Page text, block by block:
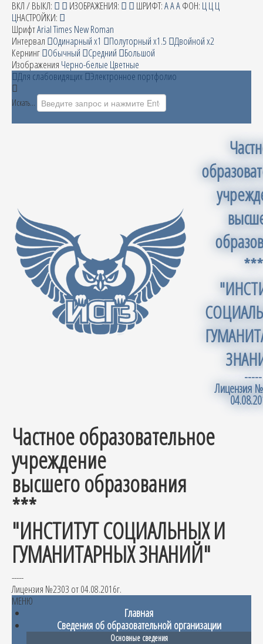
ВКЛ / ВЫКЛ: ИЗОБРАЖЕНИЯ: ШРИФТ:AAAФОН: ЦЦЦ
ЦНАСТРОЙКИ:
ШрифтArialTimes New Roman
Интервал
Одинарный х1 Полуторный х1.5
Двойной х2
Кернинг
Обычный Средний
Большой
Изображения Черно-белые Цветные
Для слабовидящих
Электронное портфолио
Искать...
***
-----
Лицензия
Частное образовательное
учреждение
высшего образования
***
"ИНСТИТУТ СОЦИАЛЬНЫХ И
ГУМАНИТАРНЫХ ЗНАНИЙ"
-----
Лицензия №2303 от 04.08.2016г.
МЕНЮ
Главная
Сведения об образовательной организации
Основные сведения